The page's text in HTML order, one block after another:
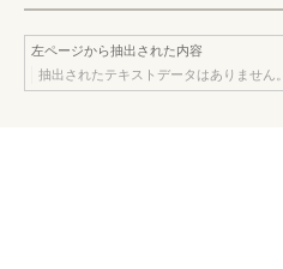
左ページから抽出された内容
抽出されたテキストデータはありません。